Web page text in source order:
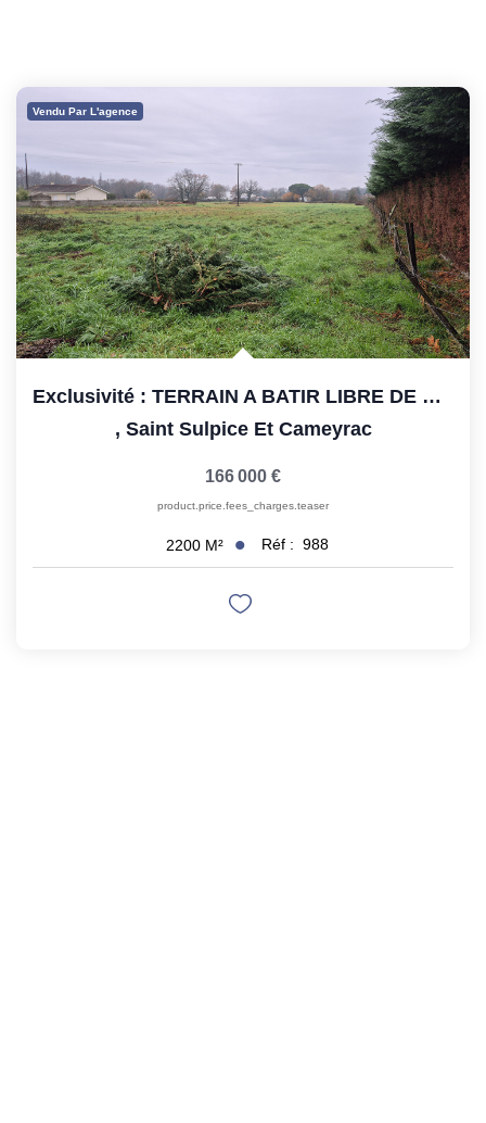
Vendu Par L'agence
Exclusivité : TERRAIN A BATIR LIBRE DE CONSTRUCTEUR
, Saint Sulpice Et Cameyrac
166 000 €
product.price.fees_charges.teaser
2200 M² Réf : 988